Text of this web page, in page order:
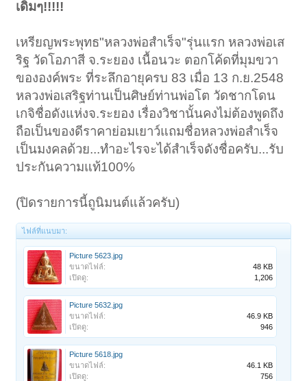
เดิมๆ!!!!!
เหรียญพระพุทธ"หลวงพ่อสำเร็จ"รุ่นแรก หลวงพ่อเส
ริฐ วัดโอภาสี จ.ระยอง เนื้อนวะ ตอกโค้ดที่มุมขวา
ขององค์พระ ที่ระลึกอายุครบ 83 เมื่อ 13 ก.ย.2548
หลวงพ่อเสริฐท่านเป็นศิษย์ท่านพ่อโต วัดชากโดน
เกจิชื่อดังแห่งจ.ระยอง เรื่องวิชานั้นคงไม่ต้องพูดถึง
ถือเป็นของดีราคาย่อมเยาว์แถมชื่อหลวงพ่อสำเร็จ
เป็นมงคลด้วย...ทำอะไรจะได้สำเร็จดังชื่อครับ...รับ
ประกันความแท้100%
(ปิดรายการนี้ถูนิมนต์แล้วครับ)
ไฟล์ที่แนบมา:
Picture 5623.jpg
ขนาดไฟล์:
48 KB
เปิดดู:
1,206
Picture 5632.jpg
ขนาดไฟล์:
46.9 KB
เปิดดู:
946
Picture 5618.jpg
ขนาดไฟล์:
46.1 KB
เปิดดู:
756